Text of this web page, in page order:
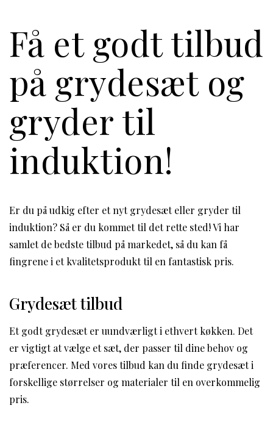
Få et godt tilbud
på grydesæt og
gryder til
induktion!
Er du på udkig efter et nyt grydesæt eller gryder til
induktion? Så er du kommet til det rette sted! Vi har
samlet de bedste tilbud på markedet, så du kan få
fingrene i et kvalitetsprodukt til en fantastisk pris.
Grydesæt tilbud
Et godt grydesæt er uundværligt i ethvert køkken. Det
er vigtigt at vælge et sæt, der passer til dine behov og
præferencer. Med vores tilbud kan du finde grydesæt i
forskellige størrelser og materialer til en overkommelig
pris.